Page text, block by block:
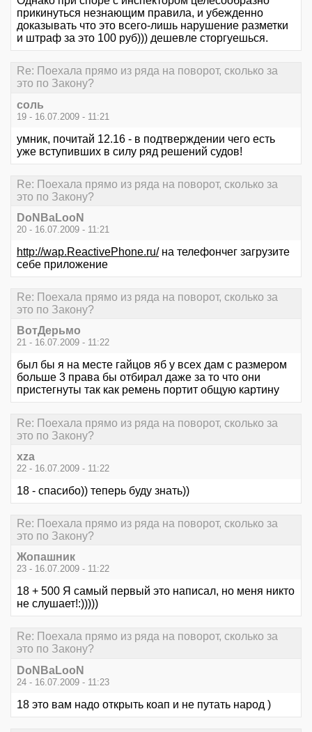
прикинуться незнающим правила, и убежденно
доказывать что это всего-лишь нарушение разметки
и штраф за это 100 руб))) дешевле сторгуешься.
Re: Поехала прямо из ряда на поворот, сколько за
это по Закону?
соль
19 - 16.07.2009 - 11:21
умник, почитай 12.16 - в подтверждении чего есть
уже вступивших в силу ряд решений судов!
Re: Поехала прямо из ряда на поворот, сколько за
это по Закону?
DoNBaLooN
20 - 16.07.2009 - 11:21
http://wap.ReactivePhone.ru/на телефончег загрузите
себе приложение
Re: Поехала прямо из ряда на поворот, сколько за
это по Закону?
ВотДерьмо
21 - 16.07.2009 - 11:22
был бы я на месте гайцов яб у всех дам с размером
больше 3 права бы отбирал даже за то что они
пристегнуты так как ремень портит общую картину
Re: Поехала прямо из ряда на поворот, сколько за
это по Закону?
xza
22 - 16.07.2009 - 11:22
18 - спасибо)) теперь буду знать))
Re: Поехала прямо из ряда на поворот, сколько за
это по Закону?
Жопашник
23 - 16.07.2009 - 11:22
18 + 500 Я самый первый это написал, но меня никто
не слушает!:)))))
Re: Поехала прямо из ряда на поворот, сколько за
это по Закону?
DoNBaLooN
24 - 16.07.2009 - 11:23
18 это вам надо открыть коап и не путать народ )